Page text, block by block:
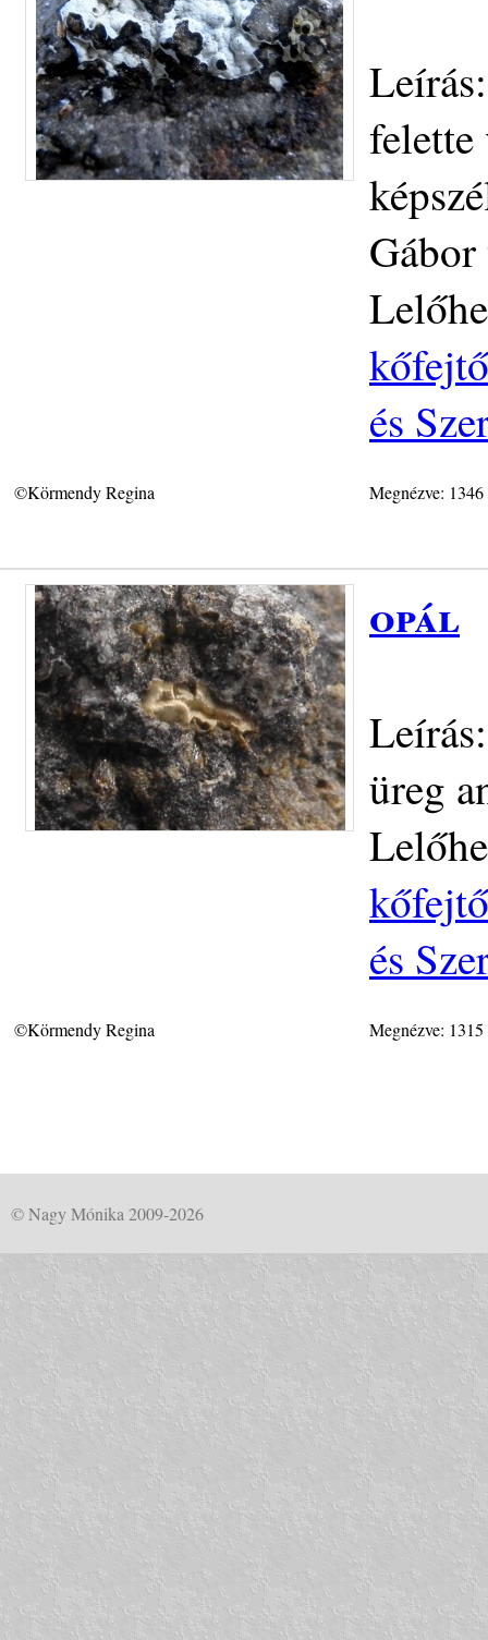
felette
és
©Körmendy Regina Megnézve:
opál
üreg
és
©Körmendy Regina Megnézve:
© Nagy Mónika 2009-2026